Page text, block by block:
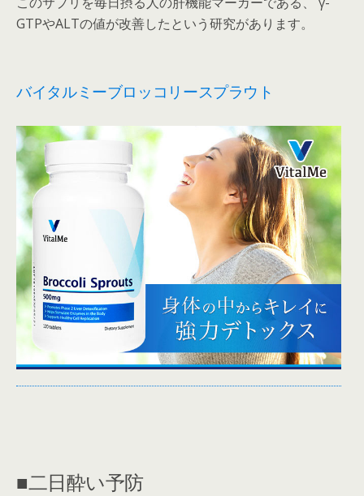
GTPやALTの値が改善したという研究があります。
バイタルミーブロッコリースプラウト
■二日酔い予防